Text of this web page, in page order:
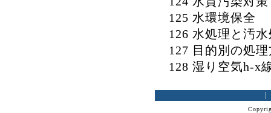
125 水環境保全
126 水処理と汚
127 目的別の処
128 湿り空気h-x